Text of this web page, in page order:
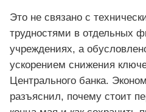
Это не связано с
трудностями в отдельных
учреждениях, а
ускорением снижения
Центрального банка.
разъяснил, почему стоит